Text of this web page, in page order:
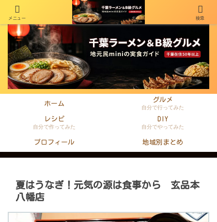
千葉在住50年以上のminiがラーメン・町中華・B級グルメを本音レビュー
ホーム
グルメ
自分で行ってみた
レシピ
自分で作ってみた
DIY
自分でやってみた
プロフィール 地域別まとめ
夏はうなぎ！元気の源は食事から 玄品本
八幡店
メニュー 検索